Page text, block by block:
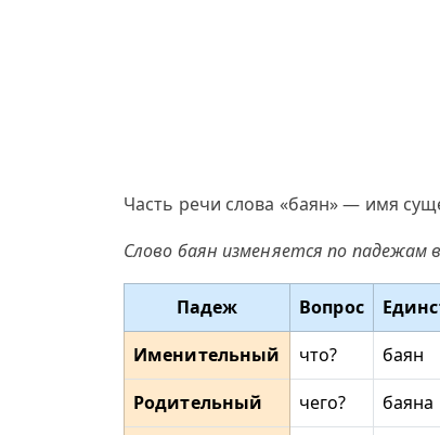
Часть речи слова «баян» — имя
Слово баян изменяется по
Падеж Вопрос
Именительный
что? баян
Родительный
чего? баяна